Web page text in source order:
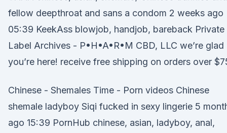
fellow deepthroat and sans a condom 2 weeks ago
05:39 KeekAss blowjob, handjob, bareback Private
Label Archives - P•H•A•R•M CBD, LLC we’re glad
you’re here! receive free shipping on orders over
Chinese - Shemales Time - Porn videos Chinese
shemale ladyboy Siqi fucked in sexy lingerie 5
ago 15:39 PornHub chinese, asian, ladyboy, anal,